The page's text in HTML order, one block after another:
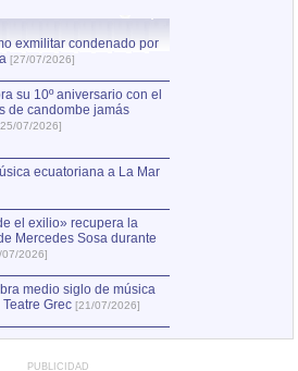
exmilitar condenado por
[27/07/2026]
su 10º aniversario con el
de candombe jamás
07/2026]
ecuatoriana a La Mar
el exilio» recupera la
Mercedes Sosa durante
07/2026]
medio siglo de música
Grec [21/07/2026]
PUBLICIDAD